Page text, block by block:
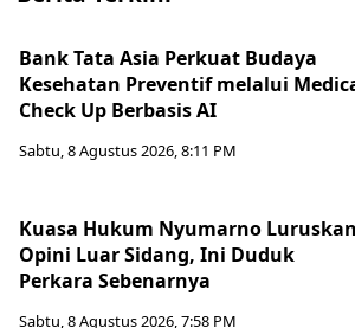
Bank Tata Asia Perkuat Budaya
Kesehatan Preventif melalui
Check Up Berbasis AI
Sabtu, 8 Agustus 2026, 8:11 PM
Kuasa Hukum Nyumarno Luruskan
Opini Luar Sidang, Ini Duduk
Perkara Sebenarnya ​
Sabtu, 8 Agustus 2026, 7:58 PM